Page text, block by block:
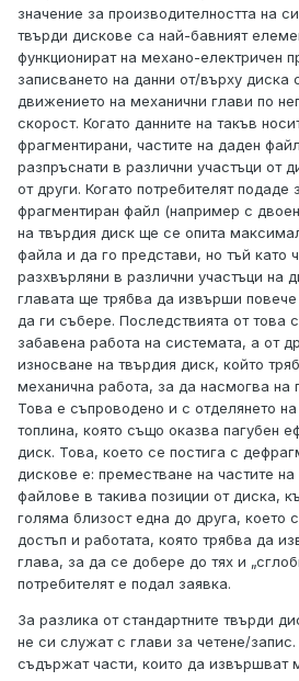
значение за производителността на
твърди дискове са най-бавният
функционират на механо-електричен
записването на данни от/върху диска
движението на механични глави по
скорост. Когато данните на такъв
фрагментирани, частите на даден
разпръснати в различни участъци от
от други. Когато потребителят подаде
фрагментиран файл (например с
на твърдия диск ще се опита
файла и да го представи, но тъй като
разхвърляни в различни участъци на
главата ще трябва да извърши
да ги събере. Последствията от това
забавена работа на системата, а от
износване на твърдия диск, който
механична работа, за да насмогва на
Това е съпроводено и с отделянето
топлина, която също оказва пагубен
диск. Това, което се постига с
дискове е: преместване на частите
файлове в такива позиции от диска,
голяма близост една до друга, което
достъп и работата, която трябва да
глава, за да се добере до тях и
потребителят е подал заявка.
За разлика от стандартните твърди
не си служат с глави за четене/
съдържат части, които да извършват